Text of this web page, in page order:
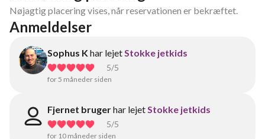
Nøjagtig placering vises, når reservationen er bekræftet.
Anmeldelser
Sophus K har lejetStokke jetkids
5/5
for 5 måneder siden
Fjernet brugerhar lejetStokke jetkids
5/5
for 10 måneder siden